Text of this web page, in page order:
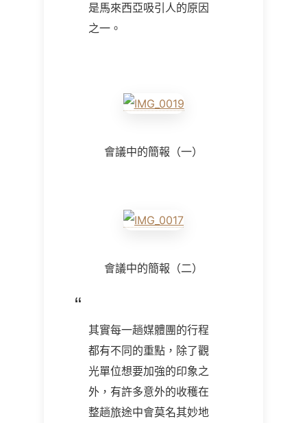
是馬來西亞吸引人的原因
之一。
會議中的簡報（一）
會議中的簡報（二）
其實每一趟媒體團的行程
都有不同的重點，除了觀
光單位想要加強的印象之
外，有許多意外的收穫在
整趟旅途中會莫名其妙地